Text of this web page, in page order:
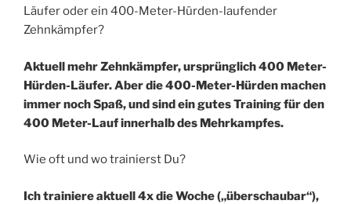
Läufer oder ein 400-Meter-Hürden-laufender
Zehnkämpfer?
Aktuell mehr Zehnkämpfer, ursprünglich 400 Meter-
Hürden-Läufer. Aber die 400-Meter-Hürden machen
immer noch Spaß, und sind ein gutes Training für den
400 Meter-Lauf innerhalb des Mehrkampfes.
Wie oft und wo trainierst Du?
Ich trainiere aktuell 4x die Woche („überschaubar“),